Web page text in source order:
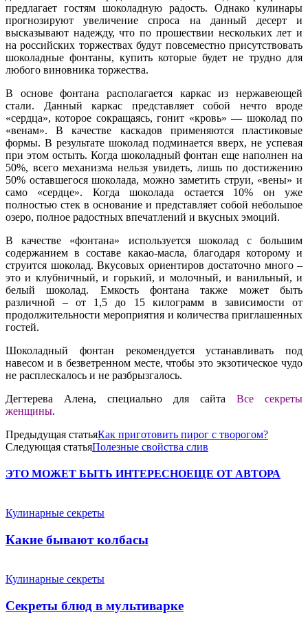
предлагает гостям шоколадную радость. Однако кулинары
прогнозируют увеличение спроса на данный десерт и
высказывают надежду, что по прошествии нескольких лет и
на российских торжествах будут повсеместно присутствовать
шоколадные фонтаны, купить которые будет не трудно для
любого виновника торжества.
В основе фонтана располагается каркас из нержавеющей
стали. Данный каркас представляет собой нечто вроде
«сердца», которое сокращаясь, гонит «кровь» — шоколад по
«венам». В качестве каскадов применяются пластиковые
формы. В результате шоколад подминается вверх, не успевая
при этом остыть. Когда шоколадный фонтан еще наполнен на
50%, всего механизма нельзя увидеть, лишь по достижению
50% оставшегося шоколада, можно заметить струи, «вены» и
само «сердце». Когда шоколада остается 10% он уже
полностью стек в основание и представляет собой небольшое
озеро, полное радостных впечатлений и вкусных эмоций.
В качестве «фонтана» используется шоколад с большим
содержанием в составе какао-масла, благодаря которому и
струится шоколад. Вкусовых ориентиров достаточно много –
это и клубничный, и горький, и молочный, и ванильный, и
белый шоколад. Емкость фонтана также может быть
различной – от 1,5 до 15 килограмм в зависимости от
продолжительности мероприятия и количества приглашенных
гостей.
Шоколадный фонтан рекомендуется устанавливать под
навесом и в безветренном месте, чтобы это экзотическое чудо
не расплескалось и не разбрызгалось.
Дегтерева Алена, специально для сайта Все секреты
женщины.
Предыдущая статьяКак приготовить пирог с творогом?
Следующая статьяПолезные свойства слив
ЭТО МОЖЕТ БЫТЬ ИНТЕРЕСНОЕЩЕ ОТ АВТОРА
Кулинарные секреты
Какие бывают колбасы
Кулинарные секреты
Секреты блюд в мультиварке